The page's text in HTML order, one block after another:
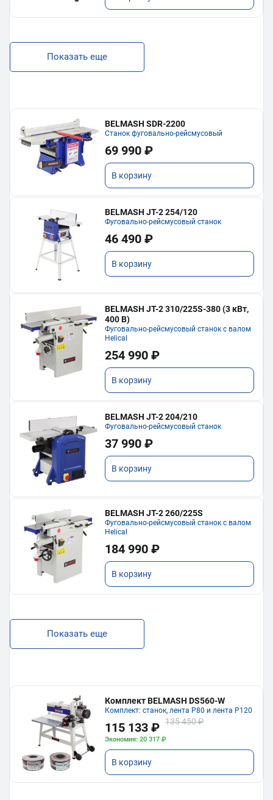
Показать еще
BELMASH SDR-2200
Станок фуговально-рейсмусовый
69 990 ₽
В корзину
BELMASH JT-2 254/120
Фуговально-рейсмусовый станок
46 490 ₽
В корзину
BELMASH JT-2 310/225S-380 (3 кВт,
400 В)
Фуговально-рейсмусовый станок с валом
Helical
254 990 ₽
В корзину
BELMASH JT-2 204/210
Фуговально-рейсмусовый станок
37 990 ₽
В корзину
BELMASH JT-2 260/225S
Фуговально-рейсмусовый станок с валом
Helical
184 990 ₽
В корзину
Показать еще
Комплект BELMASH DS560-W
Комплект: станок, лента P80 и лента P120
115 133 ₽ 135 450 ₽
Экономия: 20 317 ₽
В корзину